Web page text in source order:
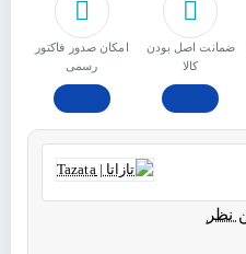
ﺿﻤﺎﻧﺖ اﺻﻞ ﺑﻮدن
ﮐﺎﻟﺎ
امکان صدور فاکتور
رسمی
نظر